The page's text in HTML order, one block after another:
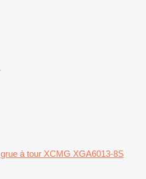
grue à tour XCMG XGA6013-8S